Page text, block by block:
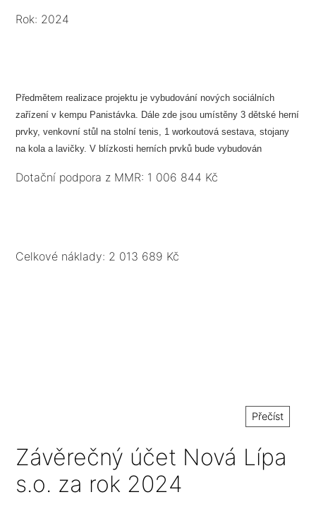
Rok: 2024
Předmětem realizace projektu je vybudování nových sociálních
zařízení v kempu Panistávka. Dále zde jsou umístěny 3 dětské herní
prvky, venkovní stůl na stolní tenis, 1 workoutová sestava, stojany
na kola a lavičky. V blízkosti herních prvků bude vybudován
umístěny 2 informační mapové panely. Vznikne 1 stezka s QR kody.
Dotační podpora z MMR: 1 006 844 Kč
Celkové náklady: 2 013 689 Kč
Přečíst
Závěrečný účet Nová Lípa
s.o. za rok 2024